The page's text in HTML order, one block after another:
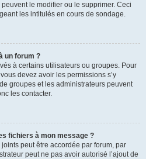
le modifier ou le supprimer. Ceci
les intitulés en cours de sondage.
un forum ?
à certains utilisateurs ou groupes. Pour
devez avoir les permissions s’y
groupes et les administrateurs peuvent
les contacter.
fichiers à mon message ?
peut être accordée par forum, par
peut ne pas avoir autorisé l’ajout de